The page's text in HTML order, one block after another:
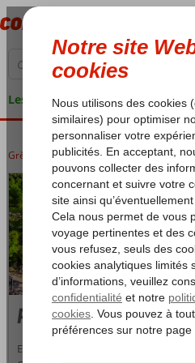
Les garanties de vacances
Grèce Crète Crète Panormos
Panormos
Entre Analipsi et Hersonissos, vous